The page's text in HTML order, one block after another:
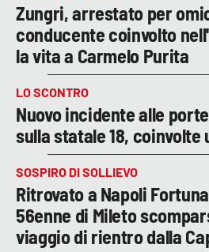
Zungri, arrestato per
conducente coinvolto
la vita a Carmelo Purita
LO SCONTRO
Nuovo incidente alle
sulla statale 18, coinvolte
SOSPIRO DI SOLLIEVO
Ritrovato a Napoli
56enne di Mileto
viaggio di rientro dalla